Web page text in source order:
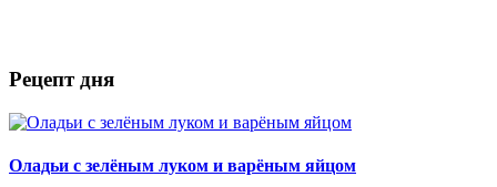
Рецепт дня
Оладьи с зелёным луком и варёным яйцом